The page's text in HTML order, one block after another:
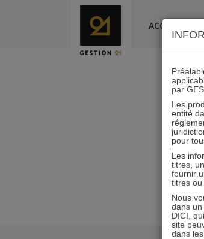
ACCUEIL
par
Les
entité
pour
Les
titres,
fournir
titres ou
Nous
dans un
DICI,
site
dans